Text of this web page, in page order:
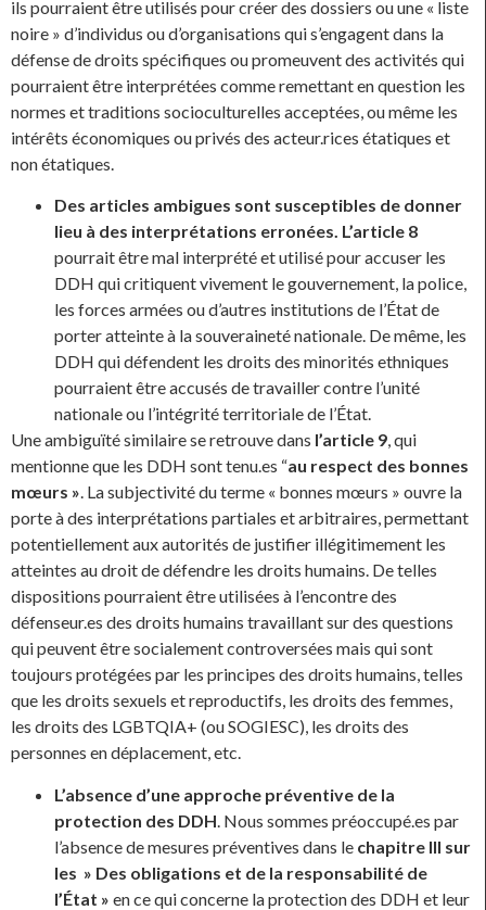
ils pourraient être utilisés pour créer des dossiers ou une « liste
noire » d’individus ou d’organisations qui s’engagent dans la
défense de droits spécifiques ou promeuvent des activités qui
pourraient être interprétées comme remettant en question les
normes et traditions socioculturelles acceptées, ou même les
intérêts économiques ou privés des acteur.rices étatiques et
non étatiques.
Des articles ambigues sont susceptibles de donner
lieu à des interprétations erronées. L’article 8
pourrait être mal interprété et utilisé pour accuser les
DDH qui critiquent vivement le gouvernement, la police,
les forces armées ou d’autres institutions de l’État de
porter atteinte à la souveraineté nationale. De même, les
DDH qui défendent les droits des minorités ethniques
pourraient être accusés de travailler contre l’unité
nationale ou l’intégrité territoriale de l’État.
Une ambiguïté similaire se retrouve dans l’article 9, qui
mentionne que les DDH sont tenu.es “au respect des bonnes
mœurs ». La subjectivité du terme « bonnes mœurs » ouvre la
porte à des interprétations partiales et arbitraires, permettant
potentiellement aux autorités de justifier illégitimement les
atteintes au droit de défendre les droits humains. De telles
dispositions pourraient être utilisées à l’encontre des
défenseur.es des droits humains travaillant sur des questions
qui peuvent être socialement controversées mais qui sont
toujours protégées par les principes des droits humains, telles
que les droits sexuels et reproductifs, les droits des femmes,
les droits des LGBTQIA+ (ou SOGIESC), les droits des
personnes en déplacement, etc.
L’absence d’une approche préventive de la
protection des DDH . Nous sommes préoccupé.es par
l’absence de mesures préventives dans le chapitre III sur
les » Des obligations et de la responsabilité de
l’État » en ce qui concerne la protection des DDH et leur